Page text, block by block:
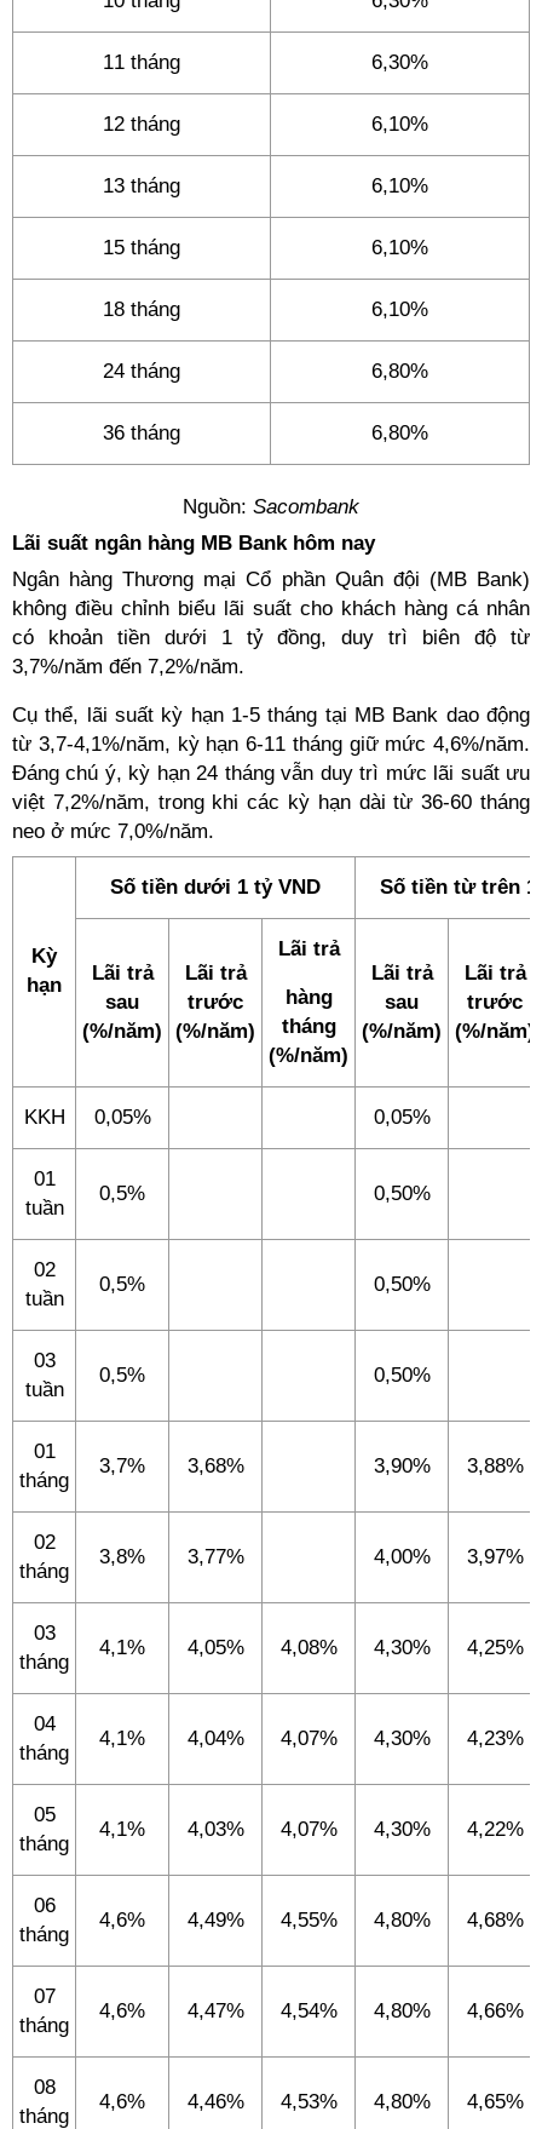
11 tháng 6,30%
12 tháng 6,10%
13 tháng 6,10%
15 tháng 6,10%
18 tháng 6,10%
24 tháng 6,80%
36 tháng 6,80%
Nguồn: Sacombank
Lãi suất ngân hàng MB Bank hôm nay
Ngân hàng Thương mại Cổ phần Quân đội (MB Bank)
không điều chỉnh biểu lãi suất cho khách hàng cá nhân
có khoản tiền dưới 1 tỷ đồng, duy trì biên độ từ
3,7%/năm đến 7,2%/năm.
Cụ thể, lãi suất kỳ hạn 1-5 tháng tại MB Bank dao động
từ 3,7-4,1%/năm, kỳ hạn 6-11 tháng giữ mức 4,6%/năm.
Đáng chú ý, kỳ hạn 24 tháng vẫn duy trì mức lãi suất ưu
việt 7,2%/năm, trong khi các kỳ hạn dài từ 36-60 tháng
neo ở mức 7,0%/năm.
Kỳ
hạn
Số tiền dưới 1 tỷ VND Số tiền từ trên 1
Lãi trả
sau
(%/năm)
Lãi trả
trước
(%/năm)
Lãi trả
hàng
tháng
(%/năm)
Lãi trả
sau
(%/năm)
Lãi trả
trước
(%/năm)
KKH 0,05% 0,05%
01
tuần
0,5% 0,50%
02
tuần
0,5% 0,50%
03
tuần
0,5% 0,50%
01
tháng
3,7% 3,68% 3,90% 3,88%
02
tháng
3,8% 3,77% 4,00% 3,97%
03
tháng
4,1% 4,05% 4,08% 4,30% 4,25%
04
tháng
4,1% 4,04% 4,07% 4,30% 4,23%
05
tháng
4,1% 4,03% 4,07% 4,30% 4,22%
06
tháng
4,6% 4,49% 4,55% 4,80% 4,68%
07
tháng
4,6% 4,47% 4,54% 4,80% 4,66%
08
tháng
4,6% 4,46% 4,53% 4,80% 4,65%